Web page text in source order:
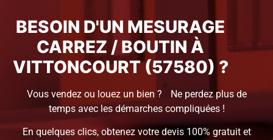
BESOIN D'UN MESURAGE
CARREZ / BOUTIN À
VITTONCOURT (57580) ?
Vous vendez ou louez un bien ? Ne perdez plus de
temps avec les démarches compliquées !
En quelques clics, obtenez votre devis 100% gratuit et